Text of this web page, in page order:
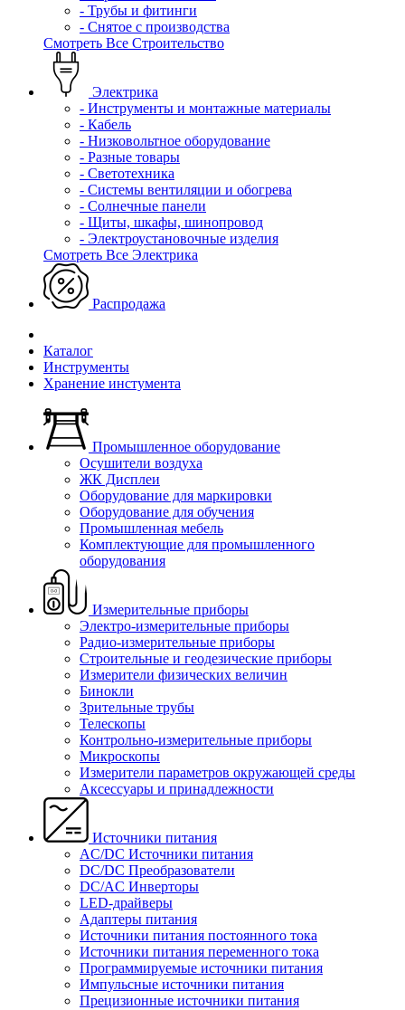
- Трубы и фитинги
- Снятое с производства
Смотреть Все Строительство
Электрика
- Инструменты и монтажные материалы
- Кабель
- Низковольтное оборудование
- Разные товары
- Светотехника
- Системы вентиляции и обогрева
- Солнечные панели
- Щиты, шкафы, шинопровод
- Электроустановочные изделия
Смотреть Все Электрика
Распродажа
Каталог
Инструменты
Хранение инстумента
Промышленное оборудование
Осушители воздуха
ЖК Дисплеи
Оборудование для маркировки
Оборудование для обучения
Промышленная мебель
Комплектующие для промышленного
оборудования
Измерительные приборы
Электро-измерительные приборы
Радио-измерительные приборы
Строительные и геодезические приборы
Измерители физических величин
Бинокли
Зрительные трубы
Телескопы
Контрольно-измерительные приборы
Микроскопы
Измерители параметров окружающей среды
Аксессуары и принадлежности
Источники питания
AC/DC Источники питания
DC/DC Преобразователи
DC/AC Инверторы
LED-драйверы
Адаптеры питания
Источники питания постоянного тока
Источники питания переменного тока
Программируемые источники питания
Импульсные источники питания
Прецизионные источники питания